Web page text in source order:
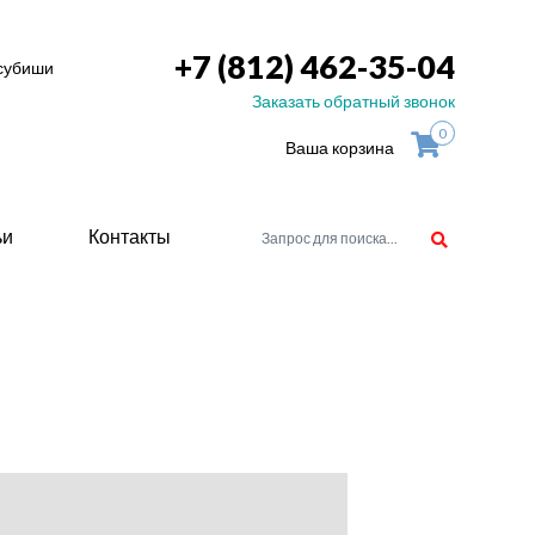
+7 (812) 462-35-04
Заказать обратный звонок
Ваша корзина
0
Контакты